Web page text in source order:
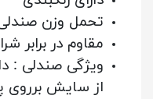
تحمل وزن
مقاوم در برابر
ویژگی صندلی :
از سایش برروی